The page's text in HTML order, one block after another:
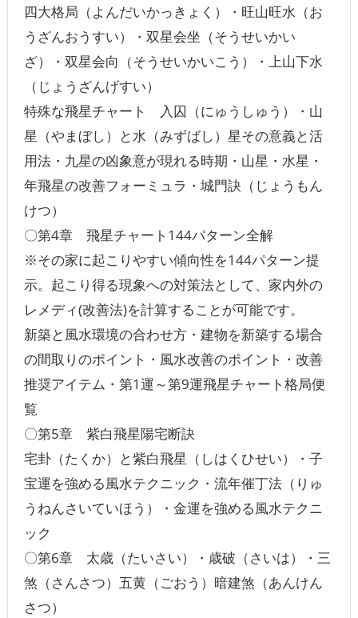
四大格局（よんだいかっきょく）・旺山旺水（お
うざんおうすい）・双星会坐（そうせいかい
ざ）・双星会向（そうせいかいこう）・上山下水
（じょうざんげすい）
特殊な飛星チャート 入囚（にゅうしゅう）・山
星（やまぼし）と水（みずばし）星その意義と活
用法・九星の凶象意が現れる時期・山星・水星・
年飛星の改善フォーミュラ・城門訣（じょうもん
けつ）
〇第4章 飛星チャート144パターン全解
※その家に起こりやすい傾向性を144パターン提
示。起こり得る現象への対策法として、家内外の
レメディ(改善法)を計算することが可能です。
新築と風水環境の合わせ方・建物を新築する場合
の間取りのポイント・風水改善のポイント・改善
推奨アイテム・第1運～第9運飛星チャート格局便
覧
〇第5章 紫白飛星陽宅断訣
宅卦（たくか）と紫白飛星（しはくひせい）・子
宝運を強める風水テクニック・流年催丁法（りゅ
うねんさいていほう）・金運を強める風水テクニ
ック
〇第6章 太歳（たいさい）・歳破（さいは）・三
煞（さんさつ）五黄（ごおう）暗建煞（あんけん
さつ）